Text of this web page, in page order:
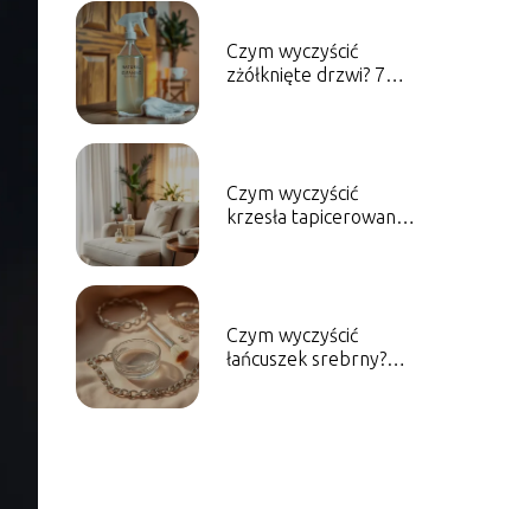
Czym wyczyścić
zżółknięte drzwi? 7
Czym wyczyścić
krzesła tapicerowane?
Czym wyczyścić
łańcuszek srebrny?